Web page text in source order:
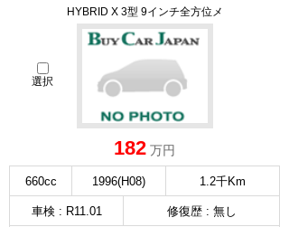
HYBRID X 3型 9インチ全方位メ
選択
182 万円
660cc 1996(H08) 1.2千Km
車検 : R11.01 修復歴 : 無し